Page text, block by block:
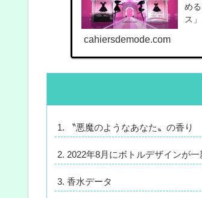
め
ス
cahiersdemode.com
〝悪魔のようなあなた〟の香り
2022年8月にボトルデザインが一
香水データ